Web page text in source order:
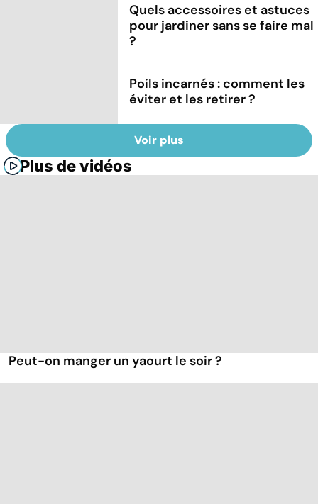
Quels accessoires et astuces
pour jardiner sans se faire mal
?
Poils incarnés : comment les
éviter et les retirer ?
Voir plus
Plus de vidéos
Peut-on manger un yaourt le soir ?